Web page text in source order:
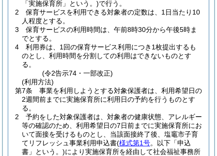
「実施保育所」という。)で行う。
2
保育サービスを利用できる対象者の定数は、1日当たり10
人程度とする。
3
保育サービスの利用時間は、午前8時30分から午後5時ま
でとする。
4
利用券は、1回の保育サービス利用につき1枚提出するも
のとし、利用時間を分割しての利用はできないものとす
る。
(令2告示74・一部改正)
(利用方法)
第7条
事業を利用しようとする対象保護者は、利用希望日の
2週間前までに実施保育所に利用日の予約を行うものとす
る。
2
予約をした対象保護者は、対象者の健康状態、アレルギー
等の確認のため、利用希望日の7日前までに実施保育所にお
いて面接を受けるものとし、当該面接終了後、塩竈市子育
てリフレッシュ事業利用申込書(様式第1号。以下「申込
書」という。)により実施保育所を経由して社会福祉事務所